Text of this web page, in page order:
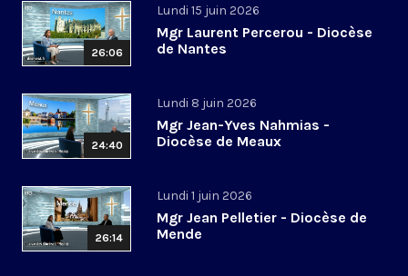
26:06
Lundi 15 juin 2026
Mgr Laurent Percerou - Diocèse
de Nantes
24:40
Lundi 8 juin 2026
Mgr Jean-Yves Nahmias -
Diocèse de Meaux
26:14
Lundi 1 juin 2026
Mgr Jean Pelletier - Diocèse de
Mende